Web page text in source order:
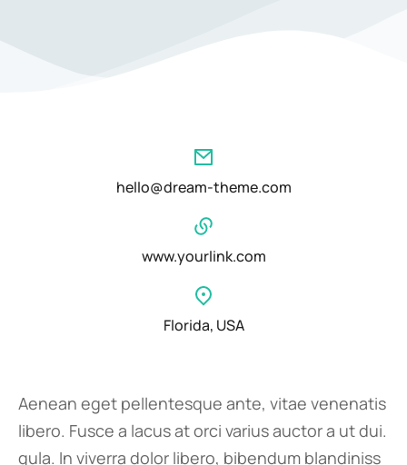
Aenean eget pellentesque ante, vitae venenatis
libero. Fusce a lacus at orci varius auctor a ut dui.
gula. In viverra dolor libero, bibendum blandiniss
hello@dream-theme.com
www.yourlink.com
Florida, USA